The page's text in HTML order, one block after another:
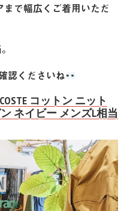
で幅広くご着用いただ
認くださいね
コットン ニット
ネイビー メンズL相当